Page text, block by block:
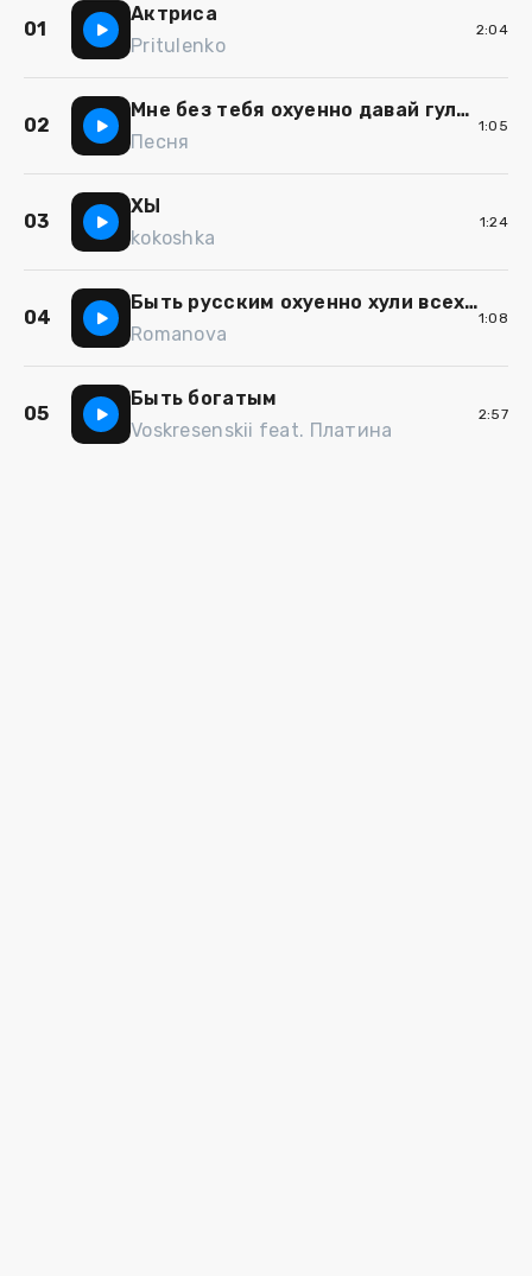
01
Актриса
Pritulenko
2:04
02
Мне без тебя охуенно давай гуляй
Песня
1:05
03
ХЫ
kokoshka
1:24
04
Быть русским охуенно хули всех не нравится
Romanova
1:08
05
Быть богатым
Voskresenskii feat. Платина
2:57